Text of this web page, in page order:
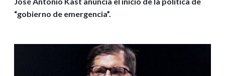
“gobierno de emergencia”.